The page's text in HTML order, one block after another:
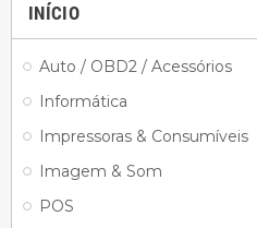
INÍCIO
Auto / OBD2 / Acessórios
Informática
Impressoras & Consumíveis
Imagem & Som
POS